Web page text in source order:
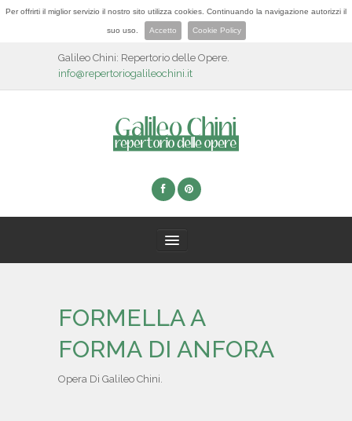
Per offrirti il miglior servizio il nostro sito utilizza cookies. Continuando la navigazione autorizzi il
suo uso. Accetto Cookie Policy
Galileo Chini: Repertorio delle Opere.
info@repertoriogalileochini.it
BIOGRAFIA
FORMELLA A
FORMA DI ANFORA
Opera Di Galileo Chini.